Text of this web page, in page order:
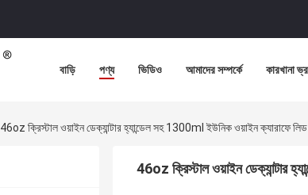
বাড়ি পণ্য ভিডিও আমাদের সম্পর্কে কারখানা
46oz ক্রিস্টাল ওয়াইন ডেক্যান্টার হ্যান্ডেল সহ 1300ml ইউনিক ওয়াইন ক্যারাফে
46oz ক্রিস্টাল ওয়াইন ডেক্যান্টার